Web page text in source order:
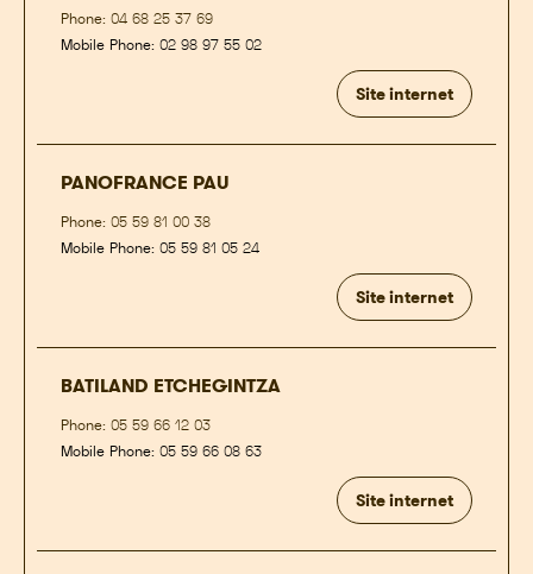
Phone: 04 68 25 37 69
Mobile Phone: 02 98 97 55 02
Site internet
PANOFRANCE PAU
Phone: 05 59 81 00 38
Mobile Phone: 05 59 81 05 24
Site internet
BATILAND ETCHEGINTZA
Phone: 05 59 66 12 03
Mobile Phone: 05 59 66 08 63
Site internet